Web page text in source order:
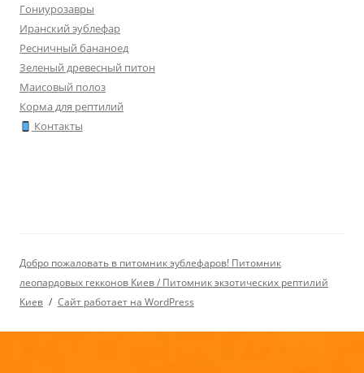
Гониурозавры
Иранский эублефар
Ресничный бананоед
Зеленый древесный питон
Маисовый полоз
Корма для рептилий
Контакты
Добро пожаловать в питомник эублефаров! Питомник
леопардовых гекконов Киев / Питомник экзотических рептилий
Киев
Сайт работает на WordPress